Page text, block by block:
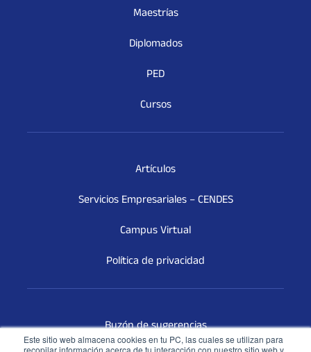
Este sitio web almacena cookies en tu PC, las cuales se utilizan para
recopilar información acerca de tu interacción con nuestro sitio web y
Maestrías
Diplomados
PED
Cursos
Artículos
Servicios Empresariales – CENDES
Campus Virtual
Política de privacidad
Buzón de sugerencias